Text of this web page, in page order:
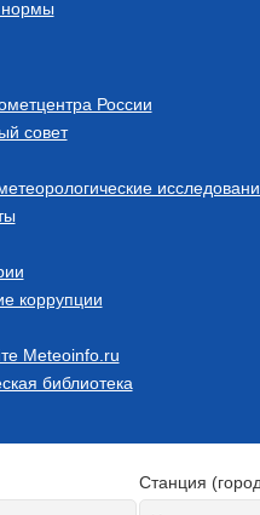
нормы
России
совет
коррупции
Meteoinfo.ru
библиотека
Станция